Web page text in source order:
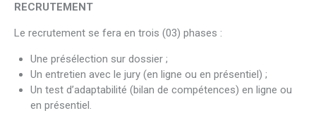
RECRUTEMENT
Le recrutement se fera en trois (03) phases :
Une présélection sur dossier ;
Un entretien avec le jury (en ligne ou en présentiel) ;
Un test d’adaptabilité (bilan de compétences) en ligne ou
en présentiel.